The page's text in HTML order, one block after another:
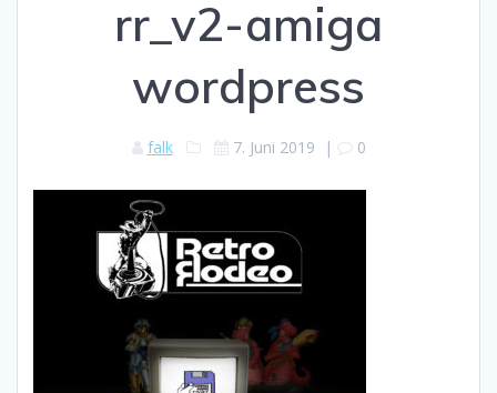
rr_v2-amiga
wordpress
falk 7. Juni 2019 | 0